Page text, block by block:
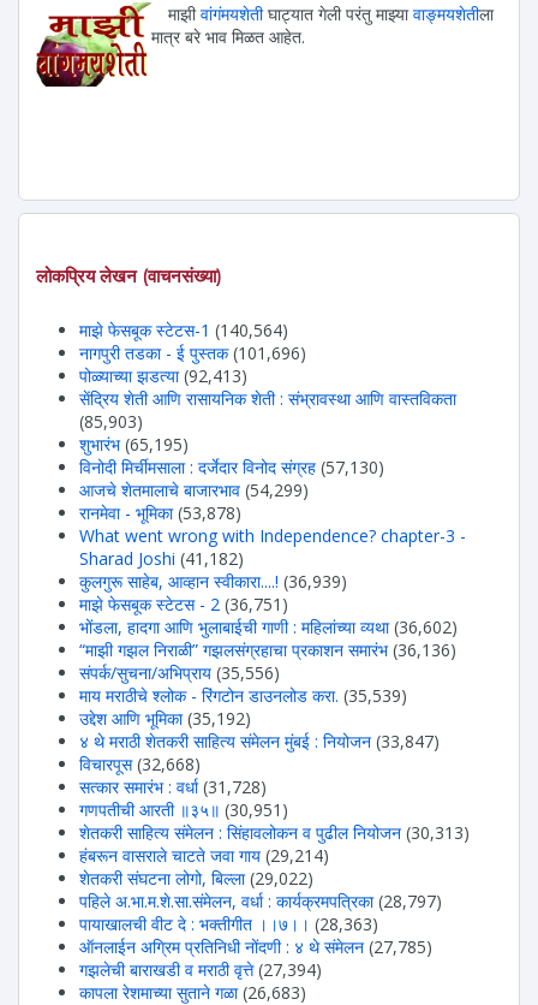
माझीवांगंमयशेतीघाट्यात गेली परंतु माझ्यावाङ्मयशेतीला
मात्र बरे भाव मिळत आहेत.
लोकप्रिय लेखन (वाचनसंख्या)
माझे फेसबूक स्टेटस-1 (140,564)
नागपुरी तडका - ई पुस्तक (101,696)
पोळ्याच्या झडत्या (92,413)
सेंद्रिय शेती आणि रासायनिक शेती : संभ्रावस्था आणि वास्तविकता
(85,903)
शुभारंभ (65,195)
विनोदी मिर्चीमसाला : दर्जेदार विनोद संग्रह (57,130)
आजचे शेतमालाचे बाजारभाव (54,299)
रानमेवा - भूमिका (53,878)
What went wrong with Independence? chapter-3 -
Sharad Joshi (41,182)
कुलगुरू साहेब, आव्हान स्वीकारा....! (36,939)
माझे फेसबूक स्टेटस - 2 (36,751)
भोंडला, हादगा आणि भुलाबाईची गाणी : महिलांच्या व्यथा (36,602)
“माझी गझल निराळी” गझलसंग्रहाचा प्रकाशन समारंभ (36,136)
संपर्क/सुचना/अभिप्राय (35,556)
माय मराठीचे श्लोक - रिंगटोन डाउनलोड करा. (35,539)
उद्देश आणि भूमिका (35,192)
४ थे मराठी शेतकरी साहित्य संमेलन मुंबई : नियोजन (33,847)
विचारपूस (32,668)
सत्कार समारंभ : वर्धा (31,728)
गणपतीची आरती ॥३५॥ (30,951)
शेतकरी साहित्य संमेलन : सिंहावलोकन व पुढील नियोजन (30,313)
हंबरून वासराले चाटते जवा गाय (29,214)
शेतकरी संघटना लोगो, बिल्ला (29,022)
पहिले अ.भा.म.शे.सा.संमेलन, वर्धा : कार्यक्रमपत्रिका (28,797)
पायाखालची वीट दे : भक्तीगीत ।।७।। (28,363)
ऑनलाईन अग्रिम प्रतिनिधी नोंदणी : ४ थे संमेलन (27,785)
गझलेची बाराखडी व मराठी वृत्ते (27,394)
कापला रेशमाच्या सुताने गळा (26,683)